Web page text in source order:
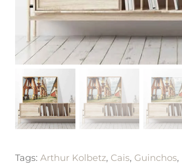
Tags: Arthur Kolbetz, Cais, Guinchos,